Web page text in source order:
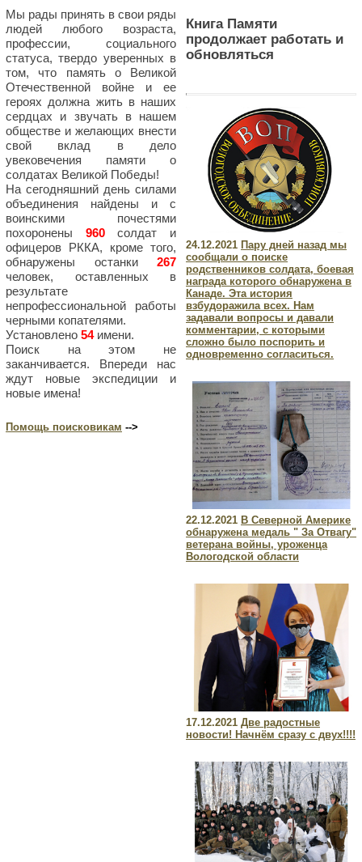
Мы рады принять в свои ряды
людей любого возраста,
профессии, социального
статуса, твердо уверенных в
том, что память о Великой
Отечественной войне и ее
героях должна жить в наших
сердцах и звучать в нашем
обществе и желающих внести
свой вклад в дело
увековечения памяти о
солдатах Великой Победы!
На сегодняшний день силами
объединения найдены и с
воинскими почестями
похоронены 960солдат и
офицеров РККА, кроме того,
обнаружены останки 267
человек, оставленных в
результате
непрофессиональной работы
черными копателями.
Установлено 54имени.
Поиск на этом не
заканчивается. Впереди нас
ждут новые экспедиции и
новые имена!
Помощь поисковикам -->
Книга Памяти
продолжает работать и
обновляться
24.12.2021 Пару дней назад мы
сообщали о поиске
родственников солдата, боевая
награда которого обнаружена в
Канаде. Эта история
взбудоражила всех. Нам
задавали вопросы и давали
комментарии, с которыми
сложно было поспорить и
одновременно согласиться.
22.12.2021 В Северной Америке
обнаружена медаль " За Отвагу"
ветерана войны, уроженца
Вологодской области
17.12.2021 Две радостные
новости! Начнём сразу с двух!!!!